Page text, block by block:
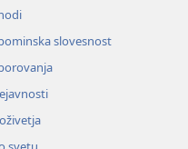
slovesnost